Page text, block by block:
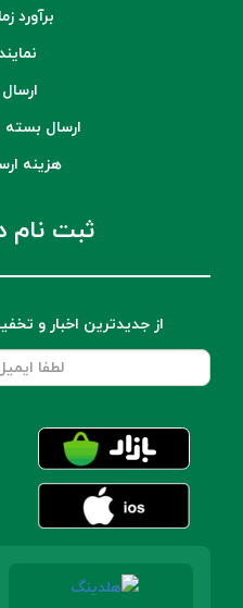
برآورد
ارسال
هزینه
ثبت نام
از جدیدترین اخبار و